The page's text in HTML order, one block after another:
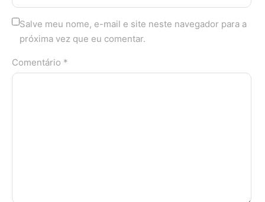
Salve meu nome, e-mail e site neste navegador para a
próxima vez que eu comentar.
Comentário *